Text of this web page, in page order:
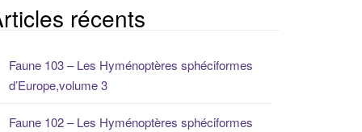
récents
Faune 103 – Les Hyménoptères sphéciformes
d’Europe,volume 3
Faune 102 – Les Hyménoptères sphéciformes